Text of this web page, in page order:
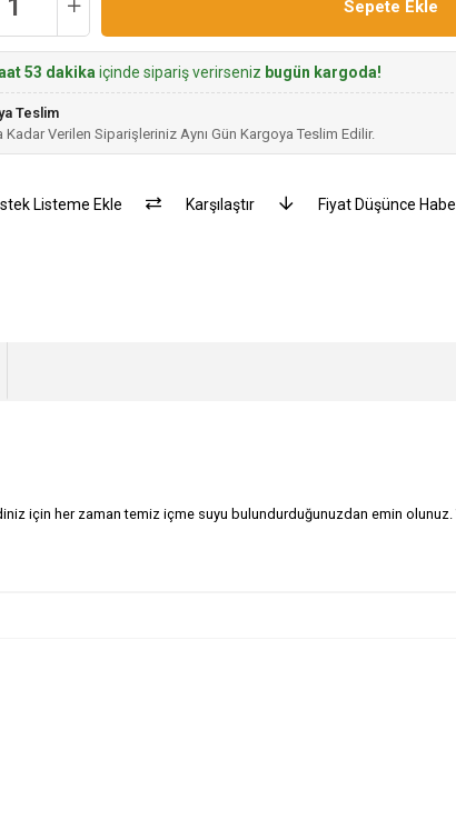
53 dakika içinde sipariş verirseniz bugün kargoda!
Teslim
Kadar Verilen Siparişleriniz Aynı Gün Kargoya Teslim Edilir.
Listeme Ekle Karşılaştır Fiyat Düşünce
için her zaman temiz içme suyu bulundurduğunuzdan emin olunuz.